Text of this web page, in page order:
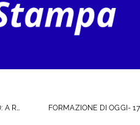
ASSEMBLEA SINDACALE DIRIGENTISCUOLA LAZIO: A ROMA UN IMPORTANTE MOMENTO DI CONFRONTO